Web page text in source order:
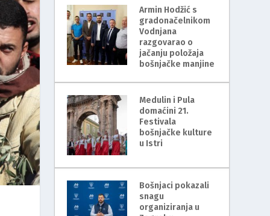
Armin Hodžić s
gradonačelnikom
Vodnjana
razgovarao o
jačanju položaja
bošnjačke manjine
Medulin i Pula
domaćini 21.
Festivala
bošnjačke kulture
u Istri
Bošnjaci pokazali
snagu
organiziranja u